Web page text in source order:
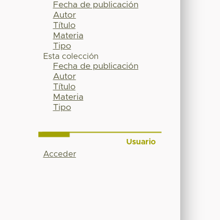
Fecha de publicación
Autor
Título
Materia
Tipo
Esta colección
Fecha de publicación
Autor
Título
Materia
Tipo
Usuario
Acceder